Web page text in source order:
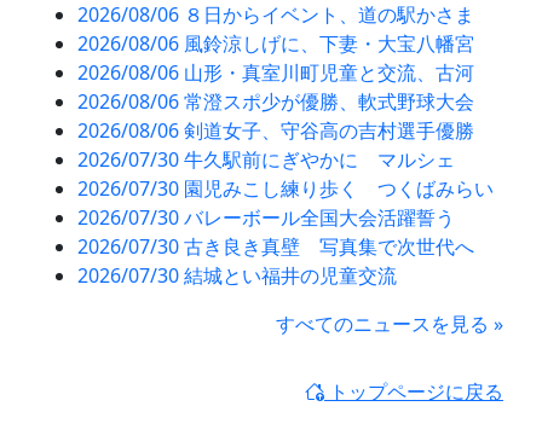
2026/08/06 ８日からイベント、道の駅かさま
2026/08/06 風鈴涼しげに、下妻・大宝八幡宮
2026/08/06 山形・真室川町児童と交流、古河
2026/08/06 常澄スポ少が優勝、軟式野球大会
2026/08/06 剣道女子、守谷高の吉村選手優勝
2026/07/30 牛久駅前にぎやかに マルシェ
2026/07/30 園児みこし練り歩く つくばみらい
2026/07/30 バレーボール全国大会活躍誓う
2026/07/30 古き良き真壁 写真集で次世代へ
2026/07/30 結城とい福井の児童交流
すべてのニュースを見る »
トップページに戻る